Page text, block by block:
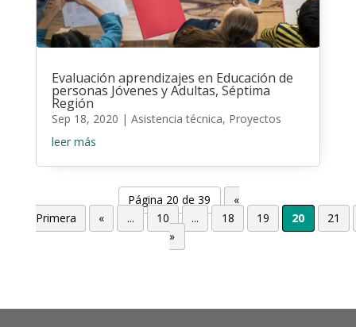
Evaluación aprendizajes en Educación de
personas Jóvenes y Adultas, Séptima
Región
Sep 18, 2020 | Asistencia técnica, Proyectos
leer más
Página 20 de 39
«
Primera
« ... 10 ... 18 19 20
21
»